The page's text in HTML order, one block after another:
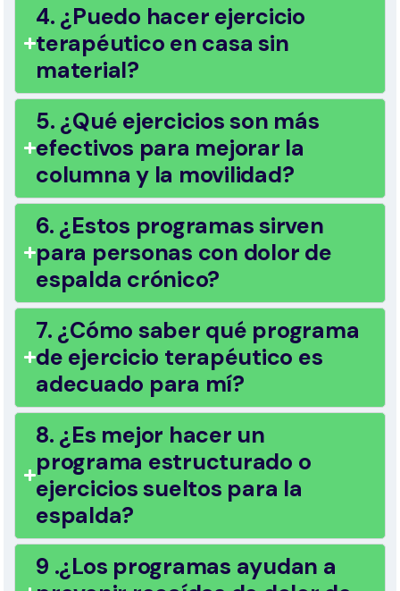
4. ¿Puedo hacer ejercicio
terapéutico en casa sin
material?
5. ¿Qué ejercicios son más
efectivos para mejorar la
columna y la movilidad?
6. ¿Estos programas sirven
para personas con dolor de
espalda crónico?
7. ¿Cómo saber qué programa
de ejercicio terapéutico es
adecuado para mí?
8. ¿Es mejor hacer un
programa estructurado o
ejercicios sueltos para la
espalda?
9 .¿Los programas ayudan a